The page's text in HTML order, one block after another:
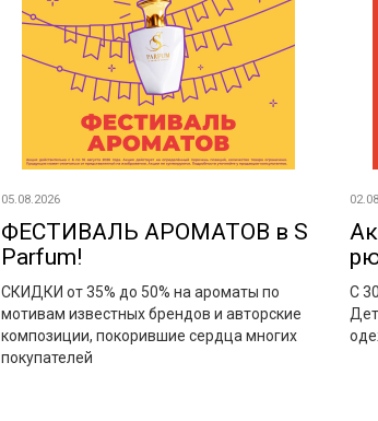
05.08.2026
ФЕСТИВАЛЬ АРОМАТОВ в S
Parfum!
СКИДКИ от 35% до 50% на ароматы по
мотивам известных брендов и авторские
композиции, покорившие сердца многих
покупателей
С